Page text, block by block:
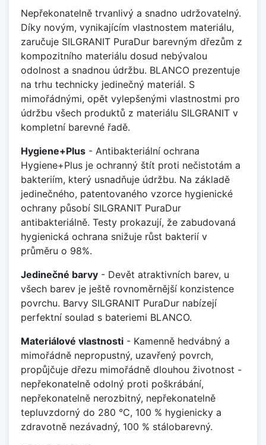
Nepřekonatelně trvanlivý a snadno udržovatelný.
Díky novým, vynikajícím vlastnostem materiálu,
zaručuje SILGRANIT PuraDur barevným dřezům z
kompozitního materiálu dosud nebývalou
odolnost a snadnou údržbu. BLANCO prezentuje
na trhu technicky jedinečný materiál. S
mimořádnými, opět vylepšenými vlastnostmi pro
údržbu všech produktů z materiálu SILGRANIT v
kompletní barevné řadě.
Hygiene+Plus - Antibakteriální ochrana
Hygiene+Plus je ochranný štít proti nečistotám a
bakteriím, který usnadňuje údržbu. Na základě
jedinečného, patentovaného vzorce hygienické
ochrany působí SILGRANIT PuraDur
antibakteriálně. Testy prokazují, že zabudovaná
hygienická ochrana snižuje růst bakterií v
průměru o 98%.
Jedinečné barvy - Devět atraktivních barev, u
všech barev je ještě rovnoměrnější konzistence
povrchu. Barvy SILGRANIT PuraDur nabízejí
perfektní soulad s bateriemi BLANCO.
Materiálové vlastnosti - Kamenně hedvábný a
mimořádně nepropustný, uzavřený povrch,
propůjčuje dřezu mimořádně dlouhou životnost -
nepřekonatelně odolný proti poškrábání,
nepřekonatelně nerozbitný, nepřekonatelně
tepluvzdorný do 280 °C, 100 % hygienicky a
zdravotně nezávadný, 100 % stálobarevný.